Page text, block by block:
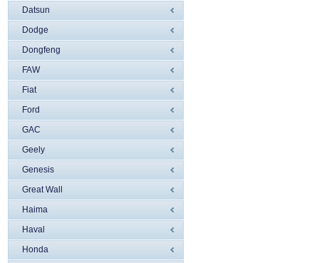
Datsun
Dodge
Dongfeng
FAW
Fiat
Ford
GAC
Geely
Genesis
Great Wall
Haima
Haval
Honda